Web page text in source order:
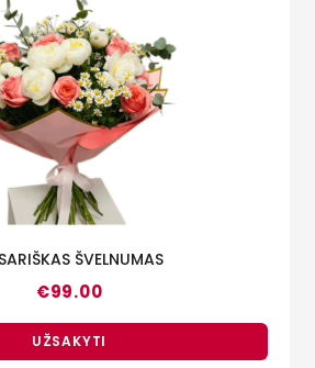
ŠVELNUMAS
€99.00
UŽSAKYTI